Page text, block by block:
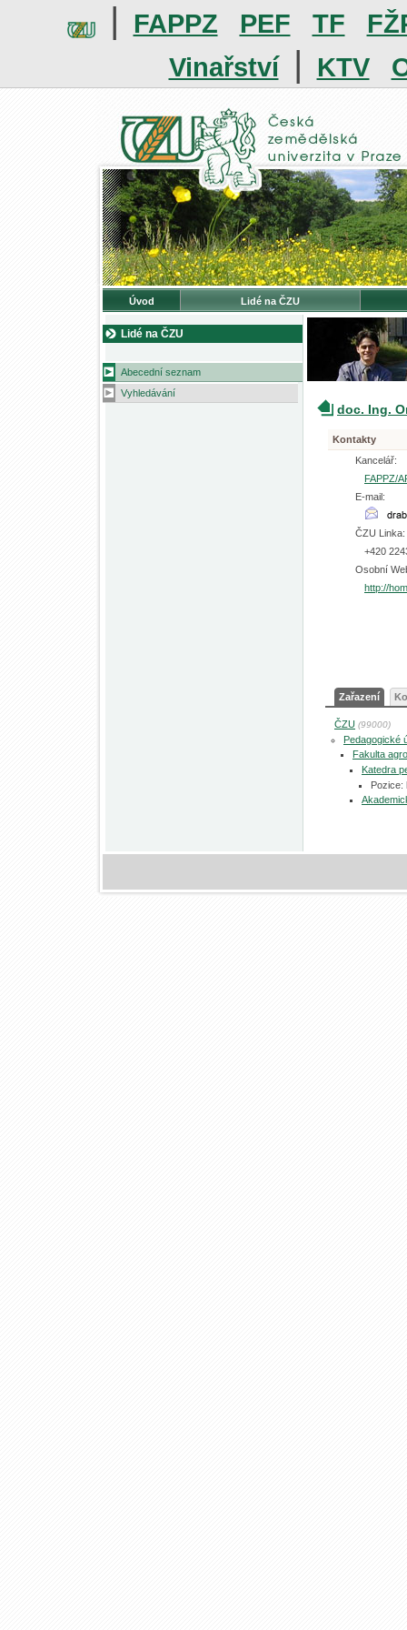
| FAPPZ PEF TF
Vinařství | KTV
Úvod Lidé na ČZU
Lidé na ČZU
Abecední seznam
Vyhledávání
doc. Ing.
Kontakty
Kancelář:
FAPPZ/
E-mail:
ČZU Linka:
+420
Osobní
http://
Zařazení
ČZU (99000)
Pedagogické
Fakulta
Katedra
Pozice: